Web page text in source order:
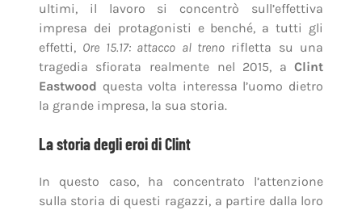
ultimi, il lavoro si concentrò sull’effettiva
impresa dei protagonisti e benché, a tutti gli
effetti, Ore 15.17: attacco al trenorifletta su una
tragedia sfiorata realmente nel 2015, aClint
Eastwood questa volta interessa l’uomo dietro
la grande impresa, la sua storia.
La storia degli eroi di Clint
In questo caso, ha concentrato l’attenzione
sulla storia di questi ragazzi, a partire dalla loro